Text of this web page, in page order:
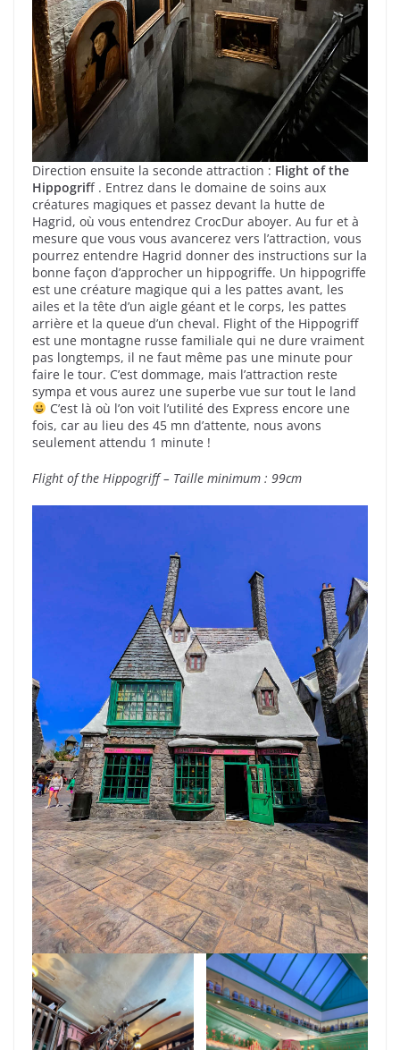
Direction ensuite la seconde attraction : Flight of the
Hippogriff . Entrez dans le domaine de soins aux
créatures magiques et passez devant la hutte de
Hagrid, où vous entendrez CrocDur aboyer. Au fur et à
mesure que vous vous avancerez vers l’attraction, vous
pourrez entendre Hagrid donner des instructions sur la
bonne façon d’approcher un hippogriffe. Un hippogriffe
est une créature magique qui a les pattes avant, les
ailes et la tête d’un aigle géant et le corps, les pattes
arrière et la queue d’un cheval. Flight of the Hippogriff
est une montagne russe familiale qui ne dure vraiment
pas longtemps, il ne faut même pas une minute pour
faire le tour. C’est dommage, mais l’attraction reste
sympa et vous aurez une superbe vue sur tout le land
C’est là où l’on voit l’utilité des Express encore une
fois, car au lieu des 45 mn d’attente, nous avons
seulement attendu 1 minute !
Flight of the Hippogriff – Taille minimum : 99cm